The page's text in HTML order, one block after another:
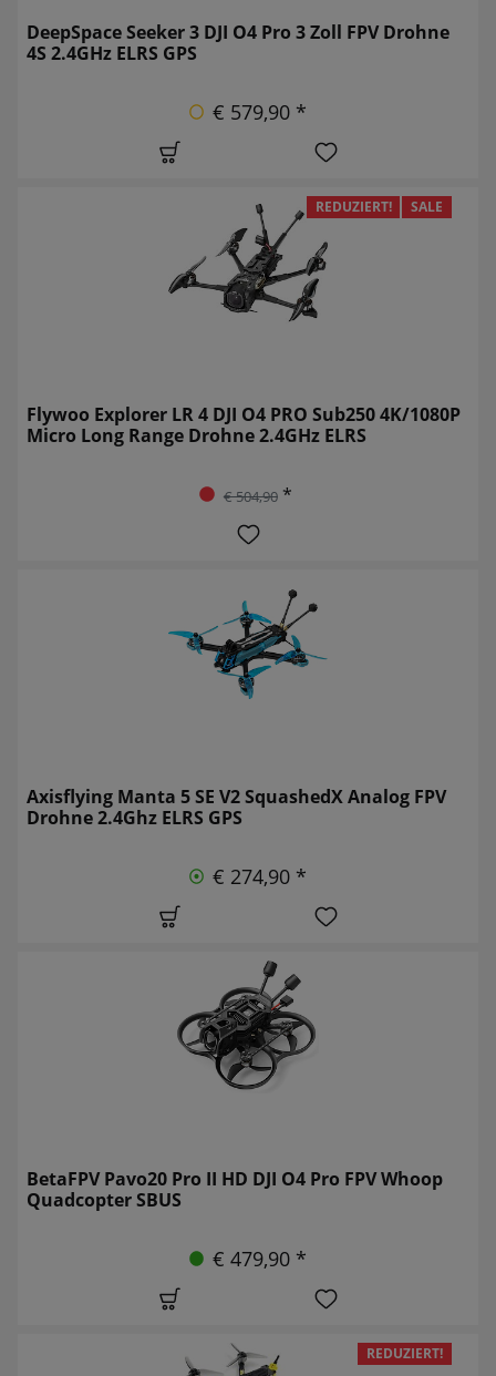
DeepSpace Seeker 3 DJI O4 Pro 3 Zoll FPV Drohne
4S 2.4GHz ELRS GPS
€ 579,90 *
REDUZIERT! SALE
Flywoo Explorer LR 4 DJI O4 PRO Sub250 4K/1080P
Micro Long Range Drohne 2.4GHz ELRS
€ 504,90*
Axisflying Manta 5 SE V2 SquashedX Analog FPV
Drohne 2.4Ghz ELRS GPS
€ 274,90 *
BetaFPV Pavo20 Pro II HD DJI O4 Pro FPV Whoop
Quadcopter SBUS
€ 479,90 *
REDUZIERT!